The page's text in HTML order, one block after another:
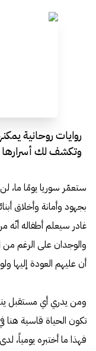
روايات روحانية
وتكشف لك أسرارها
ستعمّر سوريا يومًا ما،
بجهود وأمانة وأخلاق
غادر سيعلم أطفاله أنّه
والوجدان على الرغم من
أن عليهم العودة إليها ولو
تكون الحياة قاسية هنا
فهذا ما أختبره